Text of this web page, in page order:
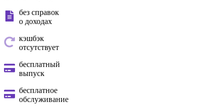
без справок
о доходах
кэшбэк
отсутствует
бесплатный
выпуск
бесплатное
обслуживание